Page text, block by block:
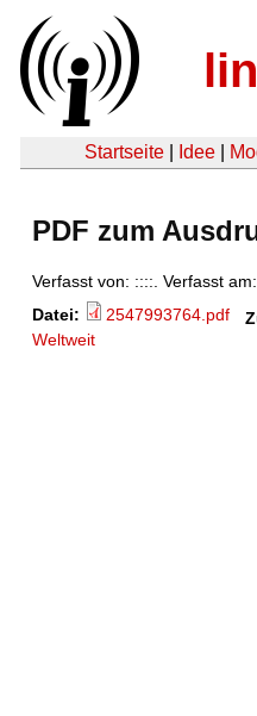
Startseite Idee
PDF zum
Verfasst von: ::::. Verfasst am:
Datei:
2547993764.pdf
Weltweit